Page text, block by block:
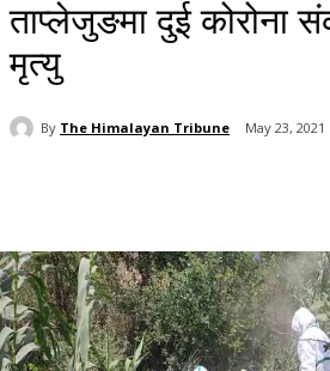
ताप्लेजुङमा दुई कोरोना
मृत्यु
By The Himalayan Tribune May 23, 2021